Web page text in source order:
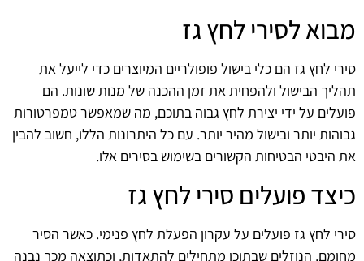
מבוא לסירי לחץ גז
סירי לחץ גז הם כלי בישול פופולריים המיוצרים כדי לייעל את
תהליך הבישול ולהפחית את זמן ההכנה של מנות שונות. הם
פועלים על ידי יצירת לחץ גבוה בתוכם, מה שמאפשר טמפרטורות
גבוהות יותר ובישול מהיר יותר. עם כל היתרונות הללו, חשוב להבין
את היבטי הבטיחות הקשורים בשימוש בסירים אלו.
כיצד פועלים סירי לחץ גז
סירי לחץ גז פועלים על עקרון הפעלת לחץ פנימי. כאשר הסיר
מחומם, הנוזלים שבתוכו מתחילים להתאדות, וכתוצאה מכך נבנה